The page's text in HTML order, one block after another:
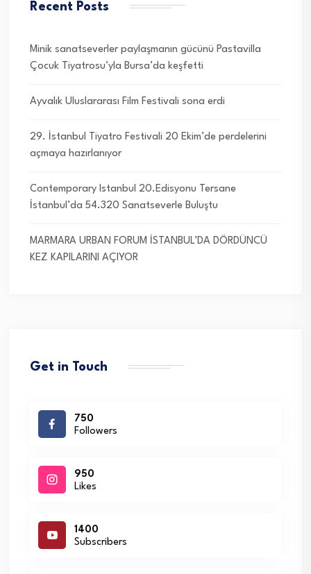
Recent Posts
Minik sanatseverler paylaşmanın gücünü Pastavilla
Çocuk Tiyatrosu’yla Bursa’da keşfetti
Ayvalık Uluslararası Film Festivali sona erdi
29. İstanbul Tiyatro Festivali 20 Ekim’de perdelerini
açmaya hazırlanıyor
Contemporary Istanbul 20.Edisyonu Tersane
İstanbul’da 54.320 Sanatseverle Buluştu
MARMARA URBAN FORUM İSTANBUL’DA DÖRDÜNCÜ
KEZ KAPILARINI AÇIYOR
Get in Touch
750
Followers
950
Likes
1400
Subscribers